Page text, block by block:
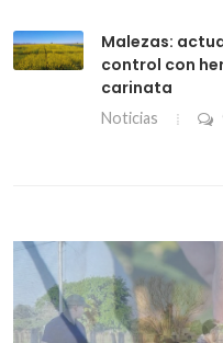
Malezas:
control con
carinata
Noticias